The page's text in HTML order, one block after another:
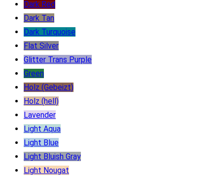
Dark Red
Dark Tan
Dark Turquoise
Flat Silver
Glitter Trans Purple
Green
Holz (Gebeizt)
Holz (hell)
Lavender
Light Aqua
Light Blue
Light Bluish Gray
Light Nougat